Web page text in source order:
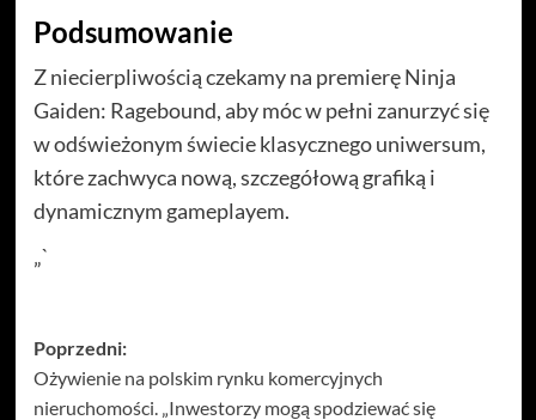
Podsumowanie
Z niecierpliwością czekamy na premierę Ninja
Gaiden: Ragebound, aby móc w pełni zanurzyć się
w odświeżonym świecie klasycznego uniwersum,
które zachwyca nową, szczegółową grafiką i
dynamicznym gameplayem.
„`
Zobacz
wpisy
Poprzedni:
Ożywienie na polskim rynku komercyjnych
nieruchomości. „Inwestorzy mogą spodziewać się